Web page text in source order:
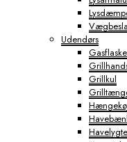
Udendørs
Grillkul